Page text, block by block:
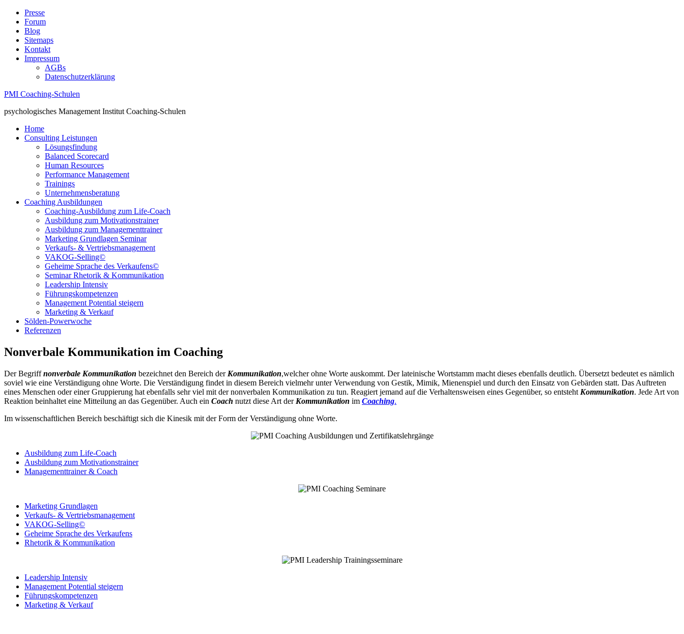
Presse
Forum
Blog
Sitemaps
Kontakt
Impressum
AGBs
Datenschutzerklärung
PMI Coaching-Schulen
psychologisches Management Institut Coaching-Schulen
Home
Consulting Leistungen
Lösungsfindung
Balanced Scorecard
Human Resources
Performance Management
Trainings
Unternehmensberatung
Coaching Ausbildungen
Coaching-Ausbildung zum Life-Coach
Ausbildung zum Motivationstrainer
Ausbildung zum Managementtrainer
Marketing Grundlagen Seminar
Verkaufs- & Vertriebsmanagement
VAKOG-Selling©
Geheime Sprache des Verkaufens©
Seminar Rhetorik & Kommunikation
Leadership Intensiv
Führungskompetenzen
Management Potential steigern
Marketing & Verkauf
Sölden-Powerwoche
Referenzen
Nonverbale Kommunikation im Coaching
Der Begriffnonverbale Kommunikation bezeichnet den Bereich der Kommunikation,welcher ohne Worte auskommt. Der lateinische Wortstamm macht dieses ebenfalls deutlich. Übersetzt bedeutet es nämlich
soviel wie eine Verständigung ohne Worte. Die Verständigung findet in diesem Bereich vielmehr unter Verwendung von Gestik, Mimik, Mienenspiel und durch den Einsatz von Gebärden statt. Das Auftreten
eines Menschen oder einer Gruppierung hat ebenfalls sehr viel mit der nonverbalen Kommunikation zu tun. Reagiert jemand auf die Verhaltensweisen eines Gegenüber, so entsteht Kommunikation. Jede Art von
Reaktion beinhaltet eine Mitteilung an das Gegenüber. Auch ein Coach nutzt diese Art der Kommunikation im Coaching.
Im wissenschaftlichen Bereich beschäftigt sich die Kinesik mit der Form der Verständigung ohne Worte.
Ausbildung zum Life-Coach
Ausbildung zum Motivationstrainer
Managementtrainer & Coach
Marketing Grundlagen
Verkaufs- & Vertriebsmanagement
VAKOG-Selling©
Geheime Sprache des Verkaufens
Rhetorik & Kommunikation
Leadership Intensiv
Management Potential steigern
Führungskompetenzen
Marketing & Verkauf